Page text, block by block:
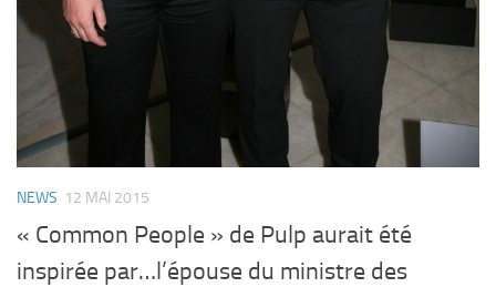
NEWS 12 MAI 2015
« Common People » de Pulp aurait été
inspirée par…l’épouse du ministre des